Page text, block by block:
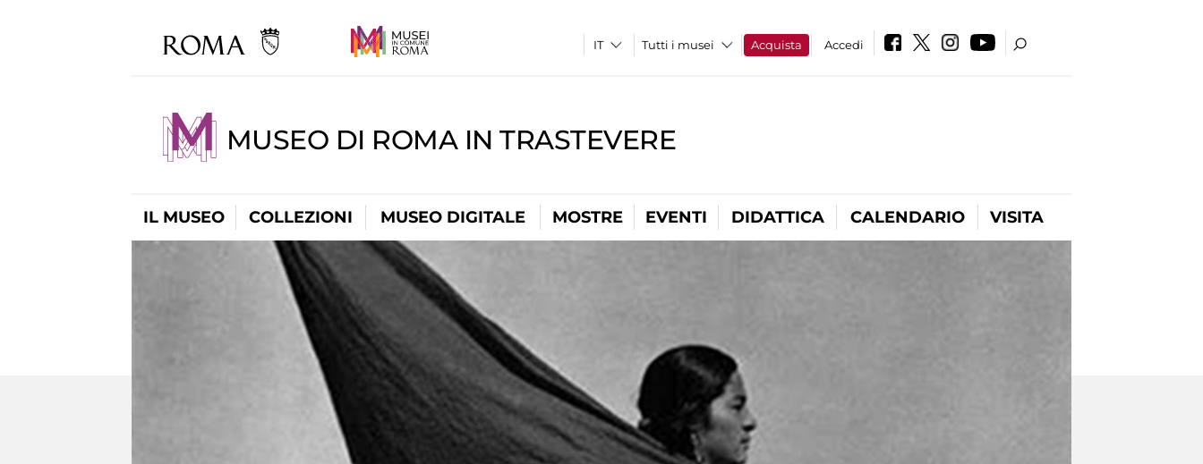
Tutti i musei Acquista Accedi
MUSEO DI ROMA IN TRASTEVERE
IL MUSEO COLLEZIONI MUSEO DIGITALE MOSTRE EVENTI DIDATTICA CALENDARIO VISITA